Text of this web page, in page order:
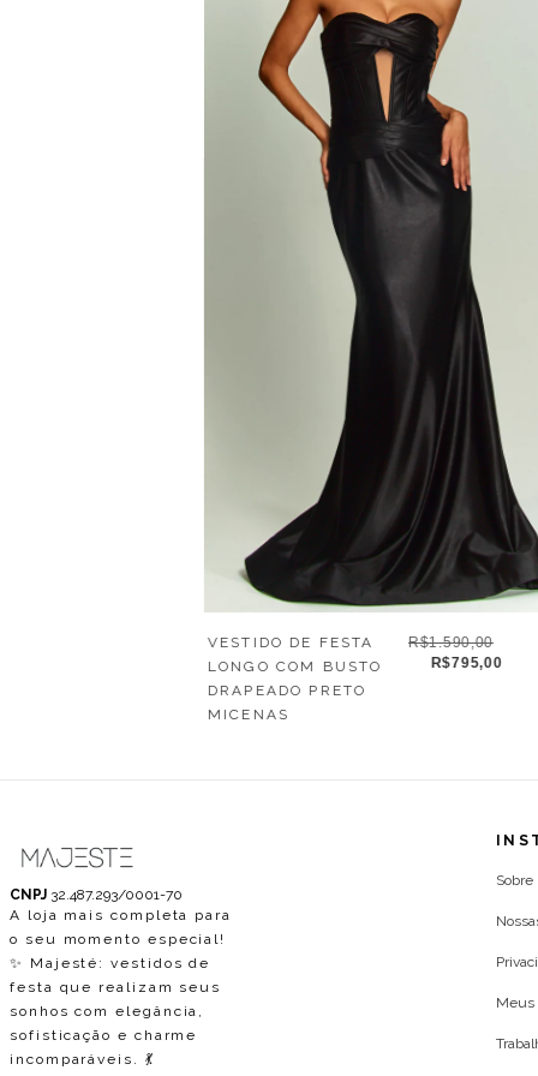
VESTIDO DE FESTA
LONGO COM BUSTO
DRAPEADO PRETO
MICENAS
R$1.590,00
R$795,00
CNPJ 32.487.293/0001-70
A loja mais completa para
o seu momento especial!
✨ Majesté: vestidos de
festa que realizam seus
sonhos com elegância,
sofisticação e charme
incomparáveis. 💃
Sobre
Meus